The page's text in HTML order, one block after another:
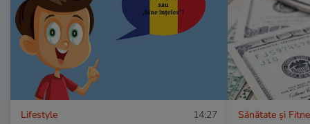
Lifestyle 14:27 Sănătate și